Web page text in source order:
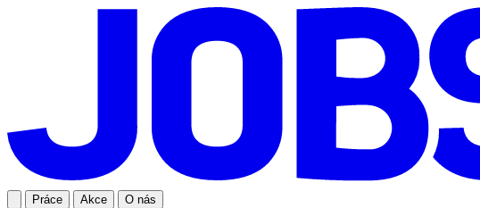
Práce Akce O nás